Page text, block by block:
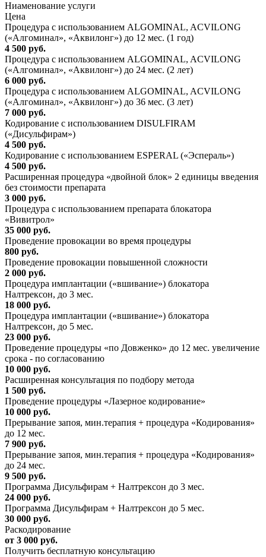
Ниaменование услуги
Цена
Процедура с использованием ALGOMINAL, ACVILONG
(«Алгоминал», «Аквилонг») до 12 мес. (1 год)
4 500 руб.
Процедура с использованием ALGOMINAL, ACVILONG
(«Алгоминал», «Аквилонг») до 24 мес. (2 лет)
6 000 руб.
Процедура с использованием ALGOMINAL, ACVILONG
(«Алгоминал», «Аквилонг») до 36 мес. (3 лет)
7 000 руб.
Кодирование с использованием DISULFIRAM
(«Дисульфирам»)
4 500 руб.
Кодирование с использованием ESPERAL («Эспераль»)
4 500 руб.
Расширенная процедура «двойной блок» 2 единицы введения
без стоимости препарата
3 000 руб.
Процедура с использованием препарата блокатора
«Вивитрол»
35 000 руб.
Проведение провокации во время процедуры
800 руб.
Проведение провокации повышенной сложности
2 000 руб.
Процедура имплантации («вшивание») блокатора
Налтрексон, до 3 мес.
18 000 руб.
Процедура имплантации («вшивание») блокатора
Налтрексон, до 5 мес.
23 000 руб.
Проведение процедуры «по Довженко» до 12 мес. увеличение
срока - по согласованию
10 000 руб.
Расширенная консультация по подбору метода
1 500 руб.
Проведение процедуры «Лазерное кодирование»
10 000 руб.
Прерывание запоя, мин.терапия + процедура «Кодирования»
до 12 мес.
7 900 руб.
Прерывание запоя, мин.терапия + процедура «Кодирования»
до 24 мес.
9 500 руб.
Программа Дисульфирам + Налтрексон до 3 мес.
24 000 руб.
Программа Дисульфирам + Налтрексон до 5 мес.
30 000 руб.
Раскодирование
от 3 000 руб.
Получить бесплатную консультацию